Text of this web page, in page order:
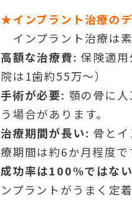
★インプラント治療の
インプラント治療は
高額な治療費: 保険適
院は1歯約55万～）
手術が必要: 顎の骨に
う場合があります。
治療期間が長い: 骨と
療期間は約6か月程度で
成功率は100%ではな
ンプラントがうまく定